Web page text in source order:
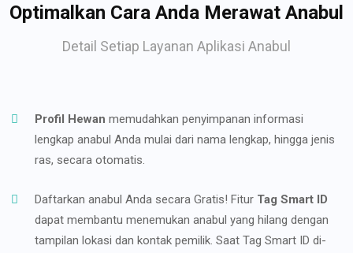
Optimalkan Cara Anda Merawat Anabul
Detail Setiap Layanan Aplikasi Anabul
Profil Hewan memudahkan penyimpanan informasi
lengkap anabul Anda mulai dari nama lengkap, hingga jenis
ras, secara otomatis.
Daftarkan anabul Anda secara Gratis! Fitur Tag Smart ID
dapat membantu menemukan anabul yang hilang dengan
tampilan lokasi dan kontak pemilik. Saat Tag Smart ID di-